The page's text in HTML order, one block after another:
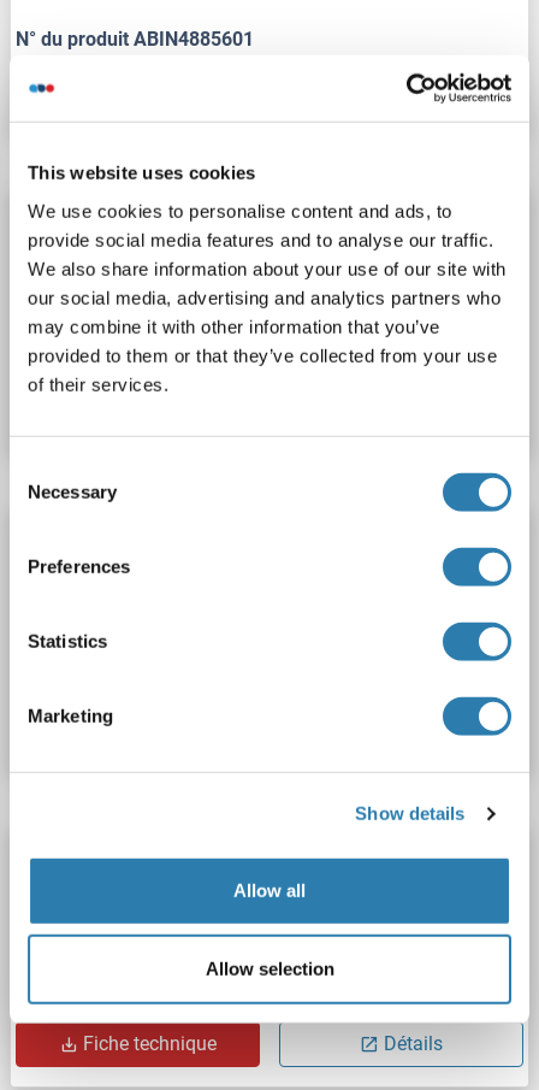
This website uses cookies
We use cookies to personalise content and ads, to
provide social media features and to analyse our traffic.
We also share information about your use of our site with
our social media, advertising and analytics partners who
may combine it with other information that you’ve
provided to them or that they’ve collected from your use
of their services.
Selection
Necessary
Preferences
Statistics
Marketing
Show details
Allow all
Allow selection
N° du produit ABIN4885601
Détails
BIRC7 Kit ELISA
BIRC7
Cell Culture Supernatant, Cell Lysate, Plasma, Serum, Tissue Lysate
N° du produit ABIN4883624
BIRC7 Reactivité: Rat
Sandwich ELISA
Fiche technique
BIRC7 Kit IQ-ELISA
Reactivité: Humain qPCR
Cell Culture Supernatant, Plasma, Serum
N° du produit ABIN6385409
Fiche technique Détails